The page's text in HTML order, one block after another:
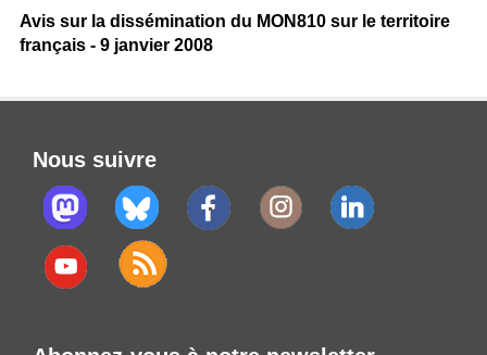
Avis sur la dissémination du MON810 sur le territoire
français - 9 janvier 2008
Nous suivre